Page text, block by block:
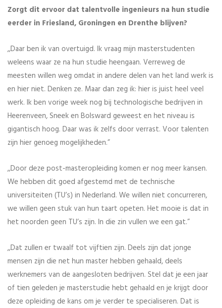
Zorgt dit ervoor dat talentvolle ingenieurs na hun studie
eerder in Friesland, Groningen en Drenthe blijven?
,,Daar ben ik van overtuigd. Ik vraag mijn masterstudenten
weleens waar ze na hun studie heengaan. Verreweg de
meesten willen weg omdat in andere delen van het land werk is
en hier niet. Denken ze. Maar dan zeg ik: hier is juist heel veel
werk. Ik ben vorige week nog bij technologische bedrijven in
Heerenveen, Sneek en Bolsward geweest en het niveau is
gigantisch hoog. Daar was ik zelfs door verrast. Voor talenten
zijn hier genoeg mogelijkheden.”
,,Door deze post-masteropleiding komen er nog meer kansen.
We hebben dit goed afgestemd met de technische
universiteiten (TU’s) in Nederland. We willen niet concurreren,
we willen geen stuk van hun taart opeten. Het mooie is dat in
het noorden geen TU’s zijn. In die zin vullen we een gat.”
,,Dat zullen er twaalf tot vijftien zijn. Deels zijn dat jonge
mensen zijn die net hun master hebben gehaald, deels
werknemers van de aangesloten bedrijven. Stel dat je een jaar
of tien geleden je masterstudie hebt gehaald en je krijgt door
deze opleiding de kans om je verder te specialiseren. Dat is